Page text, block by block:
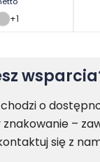
+1
o
–
się z